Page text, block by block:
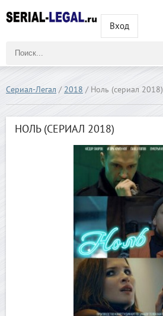
Вход
Сериал-Легал / 2018 / Ноль (сериал 2018)
НОЛЬ (СЕРИАЛ 2018)